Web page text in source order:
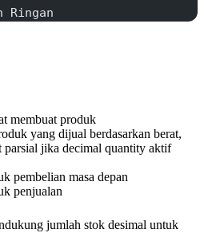
Ringan
membuat produk
yang dijual berdasarkan berat,
parsial jika decimal quantity aktif
pembelian masa depan
penjualan
jumlah stok desimal untuk